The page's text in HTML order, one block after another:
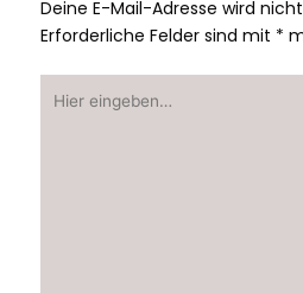
Deine E-Mail-Adresse wird
Erforderliche Felder sind mit *